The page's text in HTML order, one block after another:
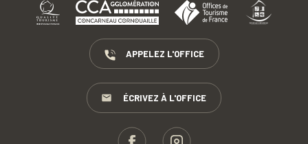
APPELEZ L'OFFICE
ÉCRIVEZ À L'OFFICE